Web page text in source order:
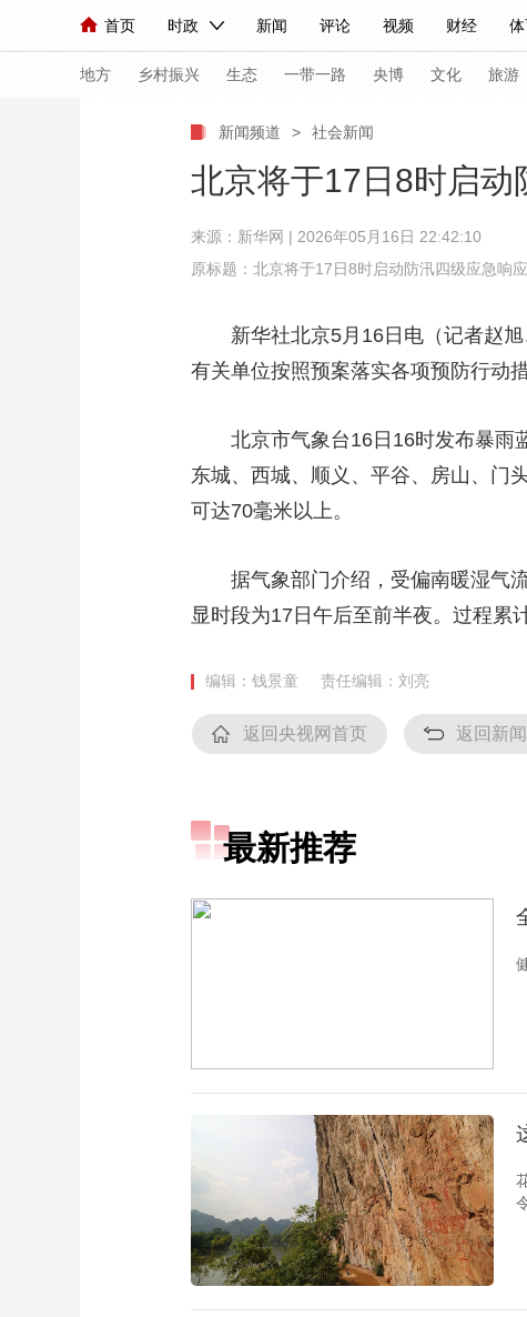
首页 时政 新闻 评论 视频 财经
人民领袖习近平 联播+ 中国领导人 央视快评 习式妙
直播 栏目大全 节目单 听音 微视频 主持
海外频道 iPanda English Монгол
地方 乡村振兴 生态 一带一路 央博 文化 旅游
小央视频 小央直播 直播中国 熊猫频道
前线 比划 快看 蓝海中国 新兵请
竞猜 2026年世界杯 2026年冬奥
CCTV奥林匹克频道 生活体育大会 体
大国展会 大国保险 云顶对话 云起
CCTV.节目官网 直播 节目单 栏目 片库
新闻频道 > 社会新闻
北京将于17日8时启动
来源： 新华网 | 2026年05月16日 22:42:10
原标题：北京将于17日8时启动防汛四级应急响应
新华社北京5月16日电（记者赵旭
有关单位按照预案落实各项预防行动
北京市气象台16日16时发布暴雨蓝
东城、西城、顺义、平谷、房山、门
可达70毫米以上。
据气象部门介绍，受偏南暖湿气流
显时段为17日午后至前半夜。过程累
编辑：钱景童 责任编辑：刘亮
返回央视网首页 返回新
最新推荐